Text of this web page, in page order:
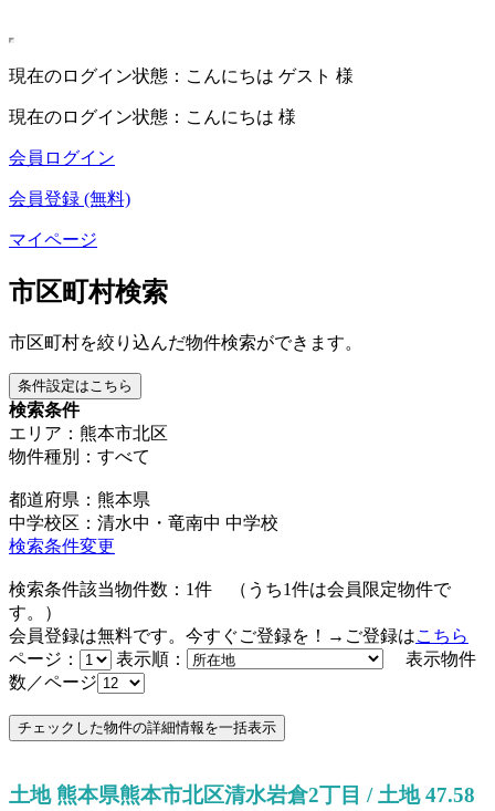
現在のログイン状態：こんにちは ゲスト 様
現在のログイン状態：こんにちは 様
会員ログイン
会員登録 (無料)
マイページ
市区町村検索
市区町村を絞り込んだ物件検索ができます。
条件設定はこちら
検索条件
エリア：熊本市北区
物件種別：すべて
都道府県：熊本県
中学校区：清水中・竜南中 中学校
検索条件変更
検索条件該当物件数： 1件 （うち1件は会員限定物件で
す。）
会員登録は無料です。今すぐご登録を！→ご登録はこちら
ページ：
表示順：
表示物件
数／ページ
土地 熊本県熊本市北区清水岩倉2丁目 / 土地 47.58